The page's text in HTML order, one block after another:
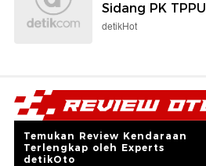
Sidang PK TPPU
detikHot
Temukan Review Kendaraan
Terlengkap oleh Experts
detikOto